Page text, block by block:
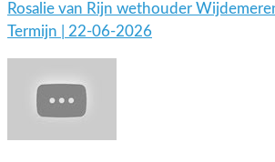
Rosalie van Rijn wethouder
Termijn | 22-06-2026